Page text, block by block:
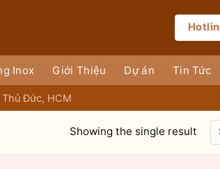
Inox Giới Thiệu Dự án Tin Tức
Thủ Đức, HCM
Showing the single result